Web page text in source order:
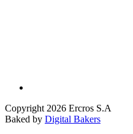
Copyright 2026 Ercros S.A
Baked by Digital Bakers